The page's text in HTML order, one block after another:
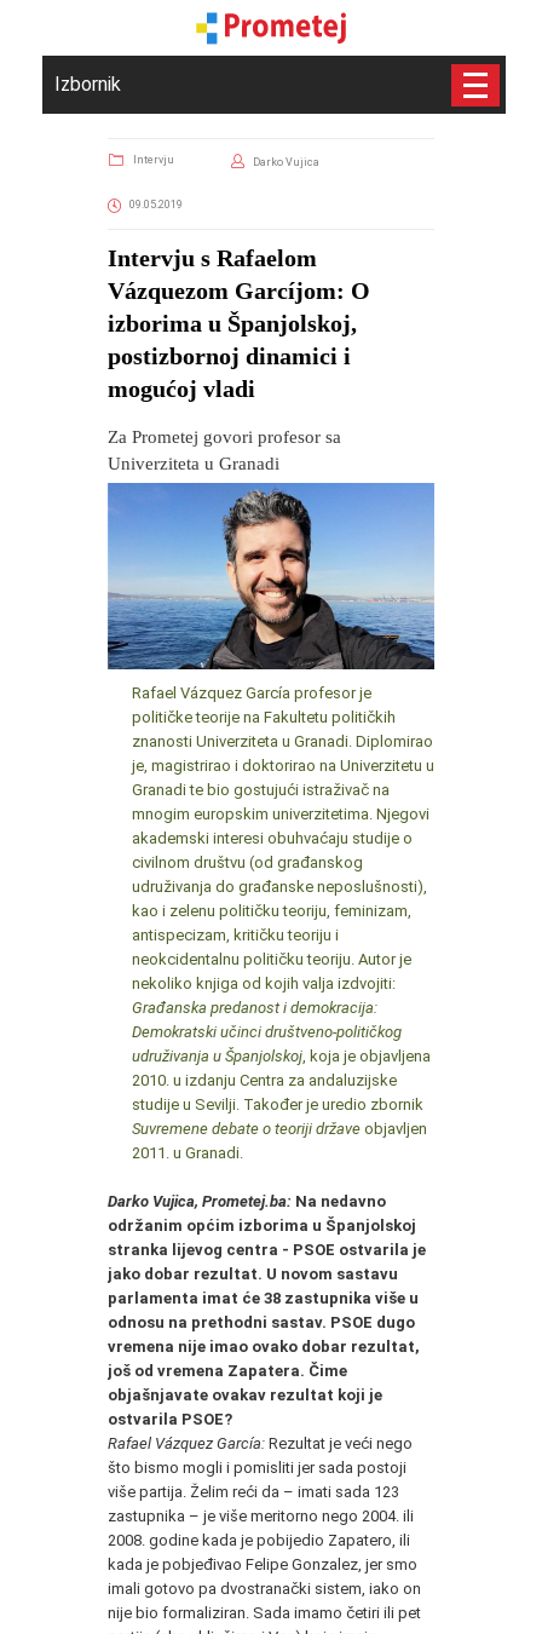
Izbornik
Intervju Darko Vujica
09.05.2019
Intervju s Rafaelom
Vázquezom Garcíjom: O
izborima u Španjolskoj,
postizbornoj dinamici i
mogućoj vladi
Za Prometej govori profesor sa
Univerziteta u Granadi
Rafael Vázquez García profesor je
političke teorije na Fakultetu političkih
znanosti Univerziteta u Granadi. Diplomirao
je, magistrirao i doktorirao na Univerzitetu u
Granadi te bio gostujući istraživač na
mnogim europskim univerzitetima. Njegovi
akademski interesi obuhvaćaju studije o
civilnom društvu (od građanskog
udruživanja do građanske neposlušnosti),
kao i zelenu političku teoriju, feminizam,
antispecizam, kritičku teoriju i
neokcidentalnu političku teoriju. Autor je
nekoliko knjiga od kojih valja izdvojiti:
Građanska predanost i demokracija:
Demokratski učinci društveno-političkog
udruživanja u Španjolskoj , koja je objavljena
2010. u izdanju Centra za andaluzijske
studije u Sevilji. Također je uredio zbornik
Suvremene debate o teoriji države objavljen
2011. u Granadi.
Darko Vujica, Prometej.ba: Na nedavno
održanim općim izborima u Španjolskoj
stranka lijevog centra - PSOE ostvarila je
jako dobar rezultat. U novom sastavu
parlamenta imat će 38 zastupnika više u
odnosu na prethodni sastav. PSOE dugo
vremena nije imao ovako dobar rezultat,
još od vremena Zapatera. Čime
objašnjavate ovakav rezultat koji je
ostvarila PSOE?
Rafael Vázquez García: Rezultat je veći nego
što bismo mogli i pomisliti jer sada postoji
više partija. Želim reći da – imati sada 123
zastupnika – je više meritorno nego 2004. ili
2008. godine kada je pobijedio Zapatero, ili
kada je pobjeđivao Felipe Gonzalez, jer smo
imali gotovo pa dvostranački sistem, iako on
nije bio formaliziran. Sada imamo četiri ili pet